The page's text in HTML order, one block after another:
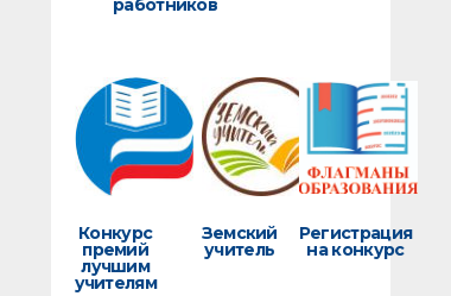
работников
Конкурс
премий
лучшим
учителям
Земский
учитель
Регистрация
на конкурс